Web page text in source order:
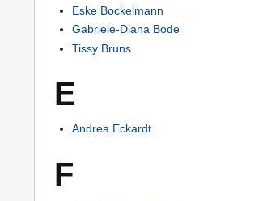
Eske Bockelmann
Gabriele-Diana Bode
Tissy Bruns
E
Andrea Eckardt
F